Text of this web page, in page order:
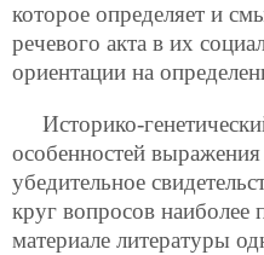
которое определяет и
речевого акта в их
ориентации на
Историко-
особенностей
убедительное
круг вопросов наиболее
материале литературы